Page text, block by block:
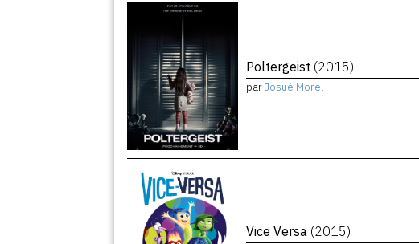
Poltergeist (2015)
parJosué Morel
Vice Versa (2015)